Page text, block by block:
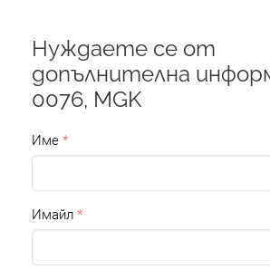
Нуждаете се от
допълнителна
0076, MGK
Име
Имайл